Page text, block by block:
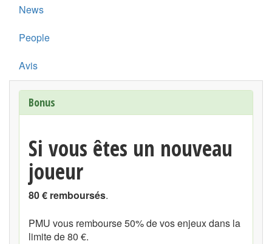
News
People
Avis
Bonus
Si vous êtes un nouveau
joueur
80 € remboursés.
PMU vous rembourse 50% de vos enjeux dans la
limite de 80 €.